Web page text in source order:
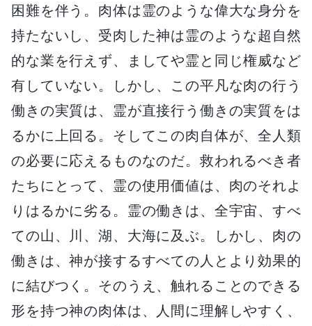
困難を伴う。肉体は霊のような偉大な身分を
持たないし、受肉した神は霊のような超自然
的な業を行えず、ましてや霊と同じ権威など
有していない。しかし、この平凡な肉の行う
働きの実質は、霊が直接行う働きの実質をは
るかに上回る。そしてこの肉自体が、全人類
の必要に応えるものなのだ。救われるべき者
たちにとって、霊の使用価値は、肉のそれよ
りはるかに劣る。霊の働きは、全宇宙、すべ
ての山、川、湖、大海に及ぶ。しかし、肉の
働きは、神が接するすべての人とより効果的
に結びつく。そのうえ、触れることのできる
形を持つ神の肉体は、人間に理解しやすく、